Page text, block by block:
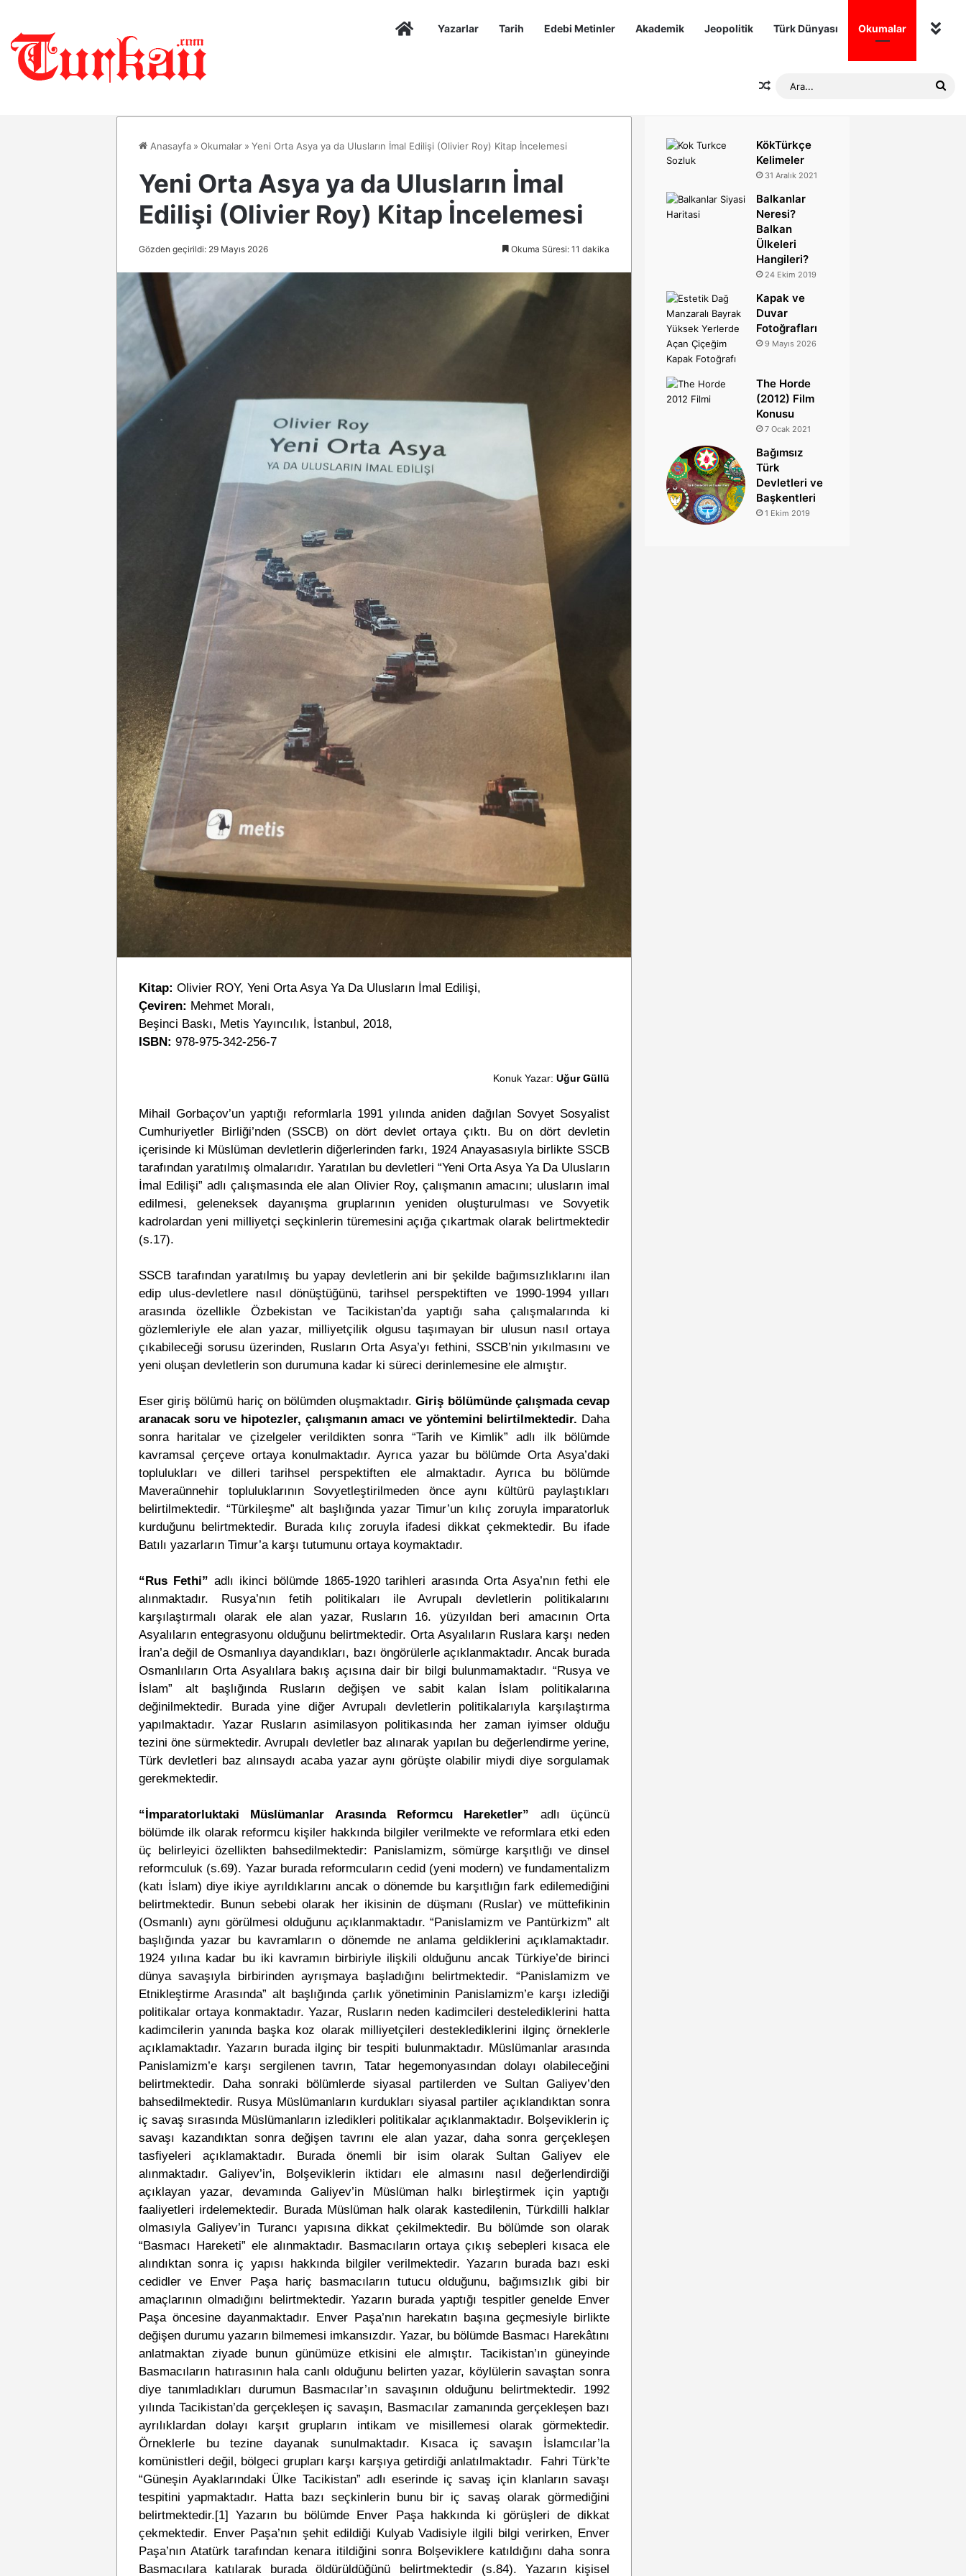
Anasayfa
Yazarlar Tarih Edebi Metinler Akademik Jeopolitik Türk Dünyası Okumalar
Rastgele Makale
Anasayfa » Okumalar » Yeni Orta Asya ya da Ulusların İmal Edilişi (Olivier Roy) Kitap İncelemesi
Yeni Orta Asya ya da Ulusların İmal
Edilişi (Olivier Roy) Kitap İncelemesi
Gözden geçirildi: 29 Mayıs 2026 Okuma Süresi: 11 dakika
Kitap: Olivier ROY, Yeni Orta Asya Ya Da Ulusların İmal Edilişi,
Çeviren: Mehmet Moralı,
Beşinci Baskı, Metis Yayıncılık, İstanbul, 2018,
ISBN: 978-975-342-256-7
Konuk Yazar: Uğur Güllü
Mihail Gorbaçov’un yaptığı reformlarla 1991 yılında aniden dağılan Sovyet Sosyalist
Cumhuriyetler Birliği’nden (SSCB) on dört devlet ortaya çıktı. Bu on dört devletin
içerisinde ki Müslüman devletlerin diğerlerinden farkı, 1924 Anayasasıyla birlikte SSCB
tarafından yaratılmış olmalarıdır. Yaratılan bu devletleri “Yeni Orta Asya Ya Da Ulusların
İmal Edilişi” adlı çalışmasında ele alan Olivier Roy, çalışmanın amacını; ulusların imal
edilmesi, geleneksek dayanışma gruplarının yeniden oluşturulması ve Sovyetik
kadrolardan yeni milliyetçi seçkinlerin türemesini açığa çıkartmak olarak belirtmektedir
(s.17).
SSCB tarafından yaratılmış bu yapay devletlerin ani bir şekilde bağımsızlıklarını ilan
edip ulus-devletlere nasıl dönüştüğünü, tarihsel perspektiften ve 1990-1994 yılları
arasında özellikle Özbekistan ve Tacikistan’da yaptığı saha çalışmalarında ki
gözlemleriyle ele alan yazar, milliyetçilik olgusu taşımayan bir ulusun nasıl ortaya
çıkabileceği sorusu üzerinden, Rusların Orta Asya’yı fethini, SSCB’nin yıkılmasını ve
yeni oluşan devletlerin son durumuna kadar ki süreci derinlemesine ele almıştır.
Eser giriş bölümü hariç on bölümden oluşmaktadır.Giriş bölümünde çalışmada cevap
aranacak soru ve hipotezler, çalışmanın amacı ve yöntemini belirtilmektedir. Daha
sonra haritalar ve çizelgeler verildikten sonra “Tarih ve Kimlik” adlı ilk bölümde
kavramsal çerçeve ortaya konulmaktadır. Ayrıca yazar bu bölümde Orta Asya’daki
toplulukları ve dilleri tarihsel perspektiften ele almaktadır. Ayrıca bu bölümde
Maveraünnehir topluluklarının Sovyetleştirilmeden önce aynı kültürü paylaştıkları
belirtilmektedir. “Türkileşme” alt başlığında yazar Timur’un kılıç zoruyla imparatorluk
kurduğunu belirtmektedir. Burada kılıç zoruyla ifadesi dikkat çekmektedir. Bu ifade
Batılı yazarların Timur’a karşı tutumunu ortaya koymaktadır.
“Rus Fethi” adlı ikinci bölümde 1865-1920 tarihleri arasında Orta Asya’nın fethi ele
alınmaktadır. Rusya’nın fetih politikaları ile Avrupalı devletlerin politikalarını
karşılaştırmalı olarak ele alan yazar, Rusların 16. yüzyıldan beri amacının Orta
Asyalıların entegrasyonu olduğunu belirtmektedir. Orta Asyalıların Ruslara karşı neden
İran’a değil de Osmanlıya dayandıkları, bazı öngörülerle açıklanmaktadır. Ancak burada
Osmanlıların Orta Asyalılara bakış açısına dair bir bilgi bulunmamaktadır. “Rusya ve
İslam” alt başlığında Rusların değişen ve sabit kalan İslam politikalarına
değinilmektedir. Burada yine diğer Avrupalı devletlerin politikalarıyla karşılaştırma
yapılmaktadır. Yazar Rusların asimilasyon politikasında her zaman iyimser olduğu
tezini öne sürmektedir. Avrupalı devletler baz alınarak yapılan bu değerlendirme yerine,
Türk devletleri baz alınsaydı acaba yazar aynı görüşte olabilir miydi diye sorgulamak
gerekmektedir.
“İmparatorluktaki Müslümanlar Arasında Reformcu Hareketler” adlı üçüncü
bölümde ilk olarak reformcu kişiler hakkında bilgiler verilmekte ve reformlara etki eden
üç belirleyici özellikten bahsedilmektedir: Panislamizm, sömürge karşıtlığı ve dinsel
reformculuk (s.69). Yazar burada reformcuların cedid (yeni modern) ve fundamentalizm
(katı İslam) diye ikiye ayrıldıklarını ancak o dönemde bu karşıtlığın fark edilemediğini
belirtmektedir. Bunun sebebi olarak her ikisinin de düşmanı (Ruslar) ve müttefikinin
(Osmanlı) aynı görülmesi olduğunu açıklanmaktadır. “Panislamizm ve Pantürkizm” alt
başlığında yazar bu kavramların o dönemde ne anlama geldiklerini açıklamaktadır.
1924 yılına kadar bu iki kavramın birbiriyle ilişkili olduğunu ancak Türkiye’de birinci
dünya savaşıyla birbirinden ayrışmaya başladığını belirtmektedir. “Panislamizm ve
Etnikleştirme Arasında” alt başlığında çarlık yönetiminin Panislamizm’e karşı izlediği
politikalar ortaya konmaktadır. Yazar, Rusların neden kadimcileri destelediklerini hatta
kadimcilerin yanında başka koz olarak milliyetçileri desteklediklerini ilginç örneklerle
açıklamaktadır. Yazarın burada ilginç bir tespiti bulunmaktadır. Müslümanlar arasında
Panislamizm’e karşı sergilenen tavrın, Tatar hegemonyasından dolayı olabileceğini
belirtmektedir. Daha sonraki bölümlerde siyasal partilerden ve Sultan Galiyev’den
bahsedilmektedir. Rusya Müslümanların kurdukları siyasal partiler açıklandıktan sonra
iç savaş sırasında Müslümanların izledikleri politikalar açıklanmaktadır. Bolşeviklerin iç
savaşı kazandıktan sonra değişen tavrını ele alan yazar, daha sonra gerçekleşen
tasfiyeleri açıklamaktadır. Burada önemli bir isim olarak Sultan Galiyev ele
alınmaktadır. Galiyev’in, Bolşeviklerin iktidarı ele almasını nasıl değerlendirdiği
açıklayan yazar, devamında Galiyev’in Müslüman halkı birleştirmek için yaptığı
faaliyetleri irdelemektedir. Burada Müslüman halk olarak kastedilenin, Türkdilli halklar
olmasıyla Galiyev’in Turancı yapısına dikkat çekilmektedir. Bu bölümde son olarak
“Basmacı Hareketi” ele alınmaktadır. Basmacıların ortaya çıkış sebepleri kısaca ele
alındıktan sonra iç yapısı hakkında bilgiler verilmektedir. Yazarın burada bazı eski
cedidler ve Enver Paşa hariç basmacıların tutucu olduğunu, bağımsızlık gibi bir
amaçlarının olmadığını belirtmektedir. Yazarın burada yaptığı tespitler genelde Enver
Paşa öncesine dayanmaktadır. Enver Paşa’nın harekatın başına geçmesiyle birlikte
değişen durumu yazarın bilmemesi imkansızdır. Yazar, bu bölümde Basmacı Harekâtını
anlatmaktan ziyade bunun günümüze etkisini ele almıştır. Tacikistan’ın güneyinde
Basmacıların hatırasının hala canlı olduğunu belirten yazar, köylülerin savaştan sonra
diye tanımladıkları durumun Basmacılar’ın savaşının olduğunu belirtmektedir. 1992
yılında Tacikistan’da gerçekleşen iç savaşın, Basmacılar zamanında gerçekleşen bazı
ayrılıklardan dolayı karşıt grupların intikam ve misillemesi olarak görmektedir.
Örneklerle bu tezine dayanak sunulmaktadır. Kısaca iç savaşın İslamcılar’la
komünistleri değil, bölgeci grupları karşı karşıya getirdiği anlatılmaktadır. Fahri Türk’te
“Güneşin Ayaklarındaki Ülke Tacikistan” adlı eserinde iç savaş için klanların savaşı
tespitini yapmaktadır. Hatta bazı seçkinlerin bunu bir iç savaş olarak görmediğini
belirtmektedir.[1]
Yazarın bu bölümde Enver Paşa hakkında ki görüşleri de dikkat
çekmektedir. Enver Paşa’nın şehit edildiği Kulyab Vadisiyle ilgili bilgi verirken, Enver
Paşa’nın Atatürk tarafından kenara itildiğini sonra Bolşeviklere katıldığını daha sonra
Basmacılara katılarak burada öldürüldüğünü belirtmektedir (s.84). Yazarın kişisel
KökTürkçe
Kelimeler
31 Aralık 2021
Balkanlar
Neresi?
Balkan
Ülkeleri
Hangileri?
24 Ekim 2019
Kapak ve
Duvar
Fotoğrafları
9 Mayıs 2026
The Horde
(2012) Film
Konusu
7 Ocak 2021
Bağımsız
Türk
Devletleri ve
Başkentleri
1 Ekim 2019